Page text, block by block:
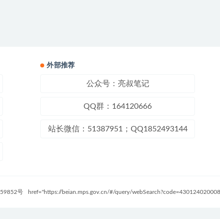
外部推荐
公众号：亮叔笔记
QQ群：164120666
站长微信：51387951；QQ1852493144
号 href="https://beian.mps.gov.cn/#/query/